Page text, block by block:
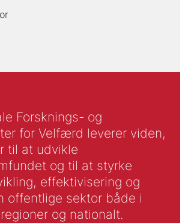
Forsknings- og
for Velfærd leverer viden,
til at udvikle
og til at styrke
effektivisering og
offentlige sektor både i
og nationalt.